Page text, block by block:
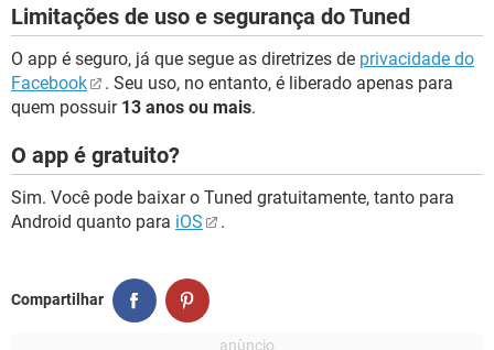
Limitações de uso e segurança do Tuned
O app é seguro, já que segue as diretrizes de privacidade do
Facebook
. Seu uso, no entanto, é liberado apenas para
quem possuir 13 anos ou mais.
O app é gratuito?
Sim. Você pode baixar o Tuned gratuitamente, tanto para
Android quanto para iOS .
Compartilhar